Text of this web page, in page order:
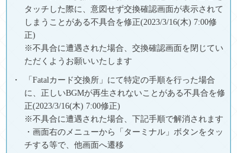
タッチした際に、意図せず交換確認画面が表示されて
しまうことがある不具合を修正(2023/3/16(木) 7:00修
正)
※不具合に遭遇された場合、交換確認画面を閉じてい
ただくようお願いいたします
「Fatalカード交換所」にて特定の手順を行った場合
に、正しいBGMが再生されないことがある不具合を修
正(2023/3/16(木) 7:00修正)
※不具合に遭遇された場合、下記手順で解消されます
・画面右のメニューから「ターミナル」ボタンをタッ
チする等で、他画面へ遷移